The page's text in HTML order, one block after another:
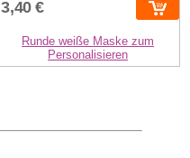
3,40 €
Runde weiße Maske zum
Personalisieren